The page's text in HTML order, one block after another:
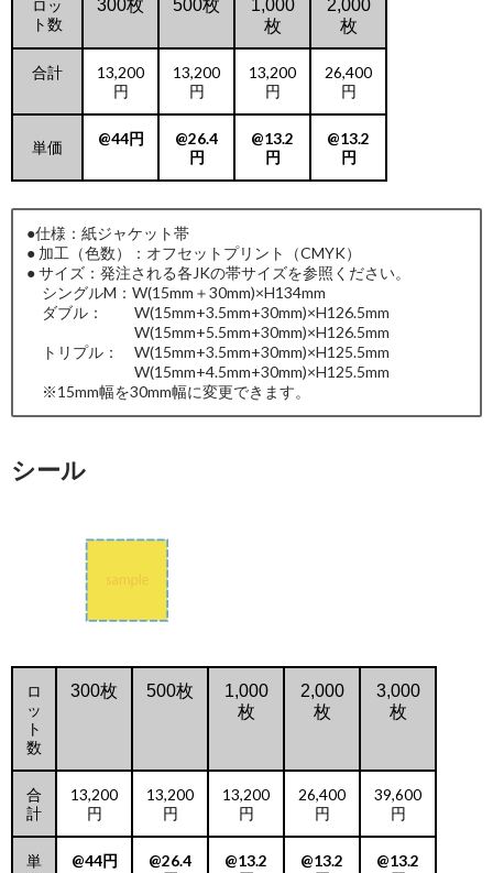
ロッ
ト数
300枚 500枚
1,000
枚
2,000
枚
合計
13,200
円
13,200
円
13,200
円
26,400
円
単価 @44円
@26.4
円
@13.2
円
@13.2
円
●仕様：紙ジャケット帯
● 加工（色数）：オフセットプリント（CMYK）
● サイズ：発注される各JKの帯サイズを参照ください。
シングルM：W(15mm＋30mm)×H134mm
ダブル： W(15mm+3.5mm+30mm)×H126.5mm
W(15mm+5.5mm+30mm)×H126.5mm
トリプル： W(15mm+3.5mm+30mm)×H125.5mm
W(15mm+4.5mm+30mm)×H125.5mm
※15mm幅を30mm幅に変更できます。
シール
ロ
ッ
ト
数
300枚 500枚
1,000
枚
2,000
枚
3,000
枚
合
計
13,200
円
13,200
円
13,200
円
26,400
円
39,600
円
単
@44円
@26.4
@13.2
@13.2
@13.2